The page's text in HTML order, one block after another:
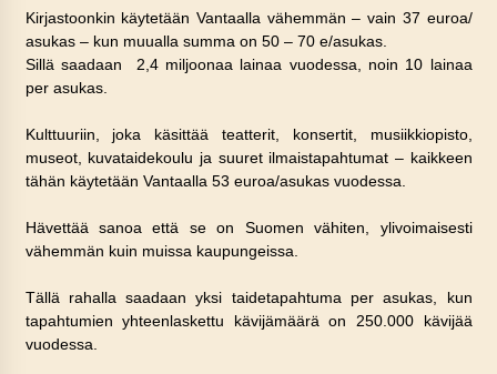
Kirjastoonkin käytetään Vantaalla vähemmän – vain 37 euroa/
asukas – kun muualla summa on 50 – 70 e/asukas.
Sillä saadaan 2,4 miljoonaa lainaa vuodessa, noin 10 lainaa
per asukas.
Kulttuuriin, joka käsittää teatterit, konsertit, musiikkiopisto,
museot, kuvataidekoulu ja suuret ilmaistapahtumat – kaikkeen
tähän käytetään Vantaalla 53 euroa/asukas vuodessa.
Hävettää sanoa että se on Suomen vähiten, ylivoimaisesti
vähemmän kuin muissa kaupungeissa.
Tällä rahalla saadaan yksi taidetapahtuma per asukas, kun
tapahtumien yhteenlaskettu kävijämäärä on 250.000 kävijää
vuodessa.